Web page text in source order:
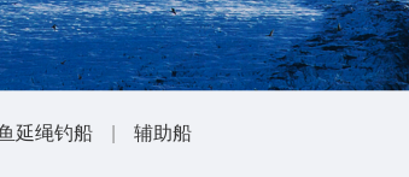
延绳钓船 辅助船